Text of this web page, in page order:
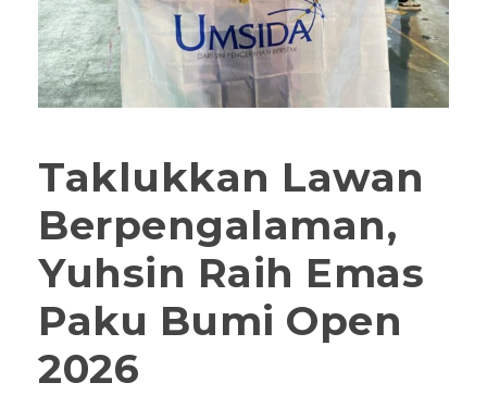
Taklukkan Lawan
Berpengalaman,
Yuhsin Raih Emas
Paku Bumi Open
2026